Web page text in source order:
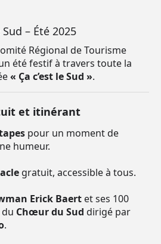
– Été 2025
Régional de Tourisme
été festif à travers toute la
« Ça c’est le Sud ».
et itinérant
pour un moment de
humeur.
gratuit, accessible à tous.
Erick Baert et ses 100
Chœur du Sud dirigé par
.